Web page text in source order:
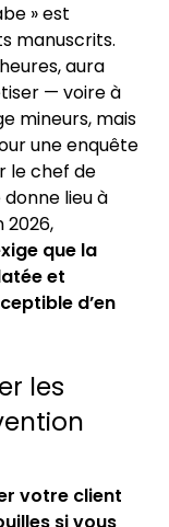
» est
manuscrits.
aura
— voire à
mineurs, mais
une enquête
le chef de
lieu à
2026,
que la
et
d’en
les
votre client